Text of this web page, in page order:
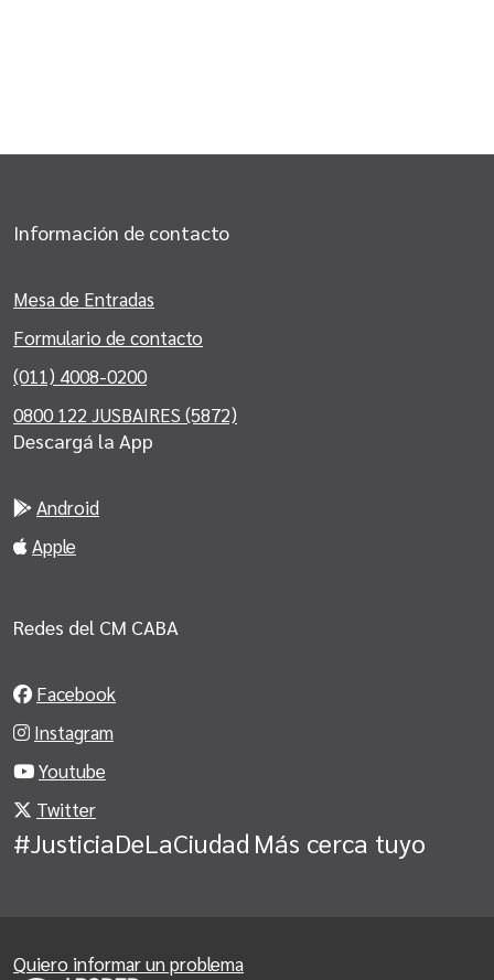
Información de contacto
Mesa de Entradas
Formulario de contacto
(011) 4008-0200
0800 122 JUSBAIRES (5872)
Descargá la App
Android
Apple
Redes del CM CABA
Facebook
Instagram
Youtube
Twitter
#JusticiaDeLaCiudad Más cerca tuyo
Quiero informar un problema